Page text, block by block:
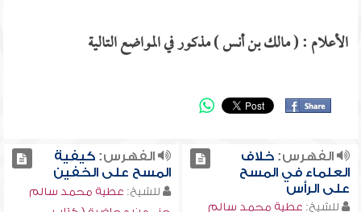
الأعلام : ( مالك بن أنس ) مذكور في المواضع التالية
الفهرس:خلاف
العلماء في المسح
على الرأس
للشيخ: عطية محمد سالم
الفهرس:كيفية
المسح على الخفين
للشيخ: عطية محمد سالم